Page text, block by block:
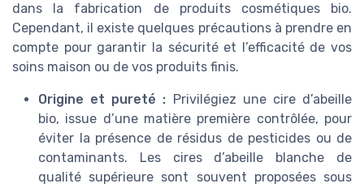
dans la fabrication de produits cosmétiques bio.
Cependant, il existe quelques précautions à prendre en
compte pour garantir la sécurité et l’efficacité de vos
soins maison ou de vos produits finis.
Origine et pureté : Privilégiez une cire d’abeille
bio, issue d’une matière première contrôlée, pour
éviter la présence de résidus de pesticides ou de
contaminants. Les cires d’abeille blanche de
qualité supérieure sont souvent proposées sous